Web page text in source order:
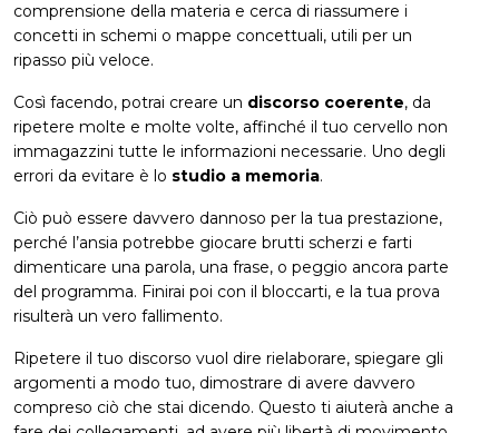
comprensione della materia e cerca di riassumere i
concetti in schemi o mappe concettuali, utili per un
ripasso più veloce.
Così facendo, potrai creare un discorso coerente, da
ripetere molte e molte volte, affinché il tuo cervello non
immagazzini tutte le informazioni necessarie. Uno degli
errori da evitare è lo studio a memoria.
Ciò può essere davvero dannoso per la tua prestazione,
perché l’ansia potrebbe giocare brutti scherzi e farti
dimenticare una parola, una frase, o peggio ancora parte
del programma. Finirai poi con il bloccarti, e la tua prova
risulterà un vero fallimento.
Ripetere il tuo discorso vuol dire rielaborare, spiegare gli
argomenti a modo tuo, dimostrare di avere davvero
compreso ciò che stai dicendo. Questo ti aiuterà anche a